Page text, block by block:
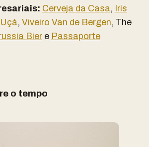
Cerveja da Casa, Iris
, Viveiro Van de Bergen, The
Bier e Passaporte
o tempo